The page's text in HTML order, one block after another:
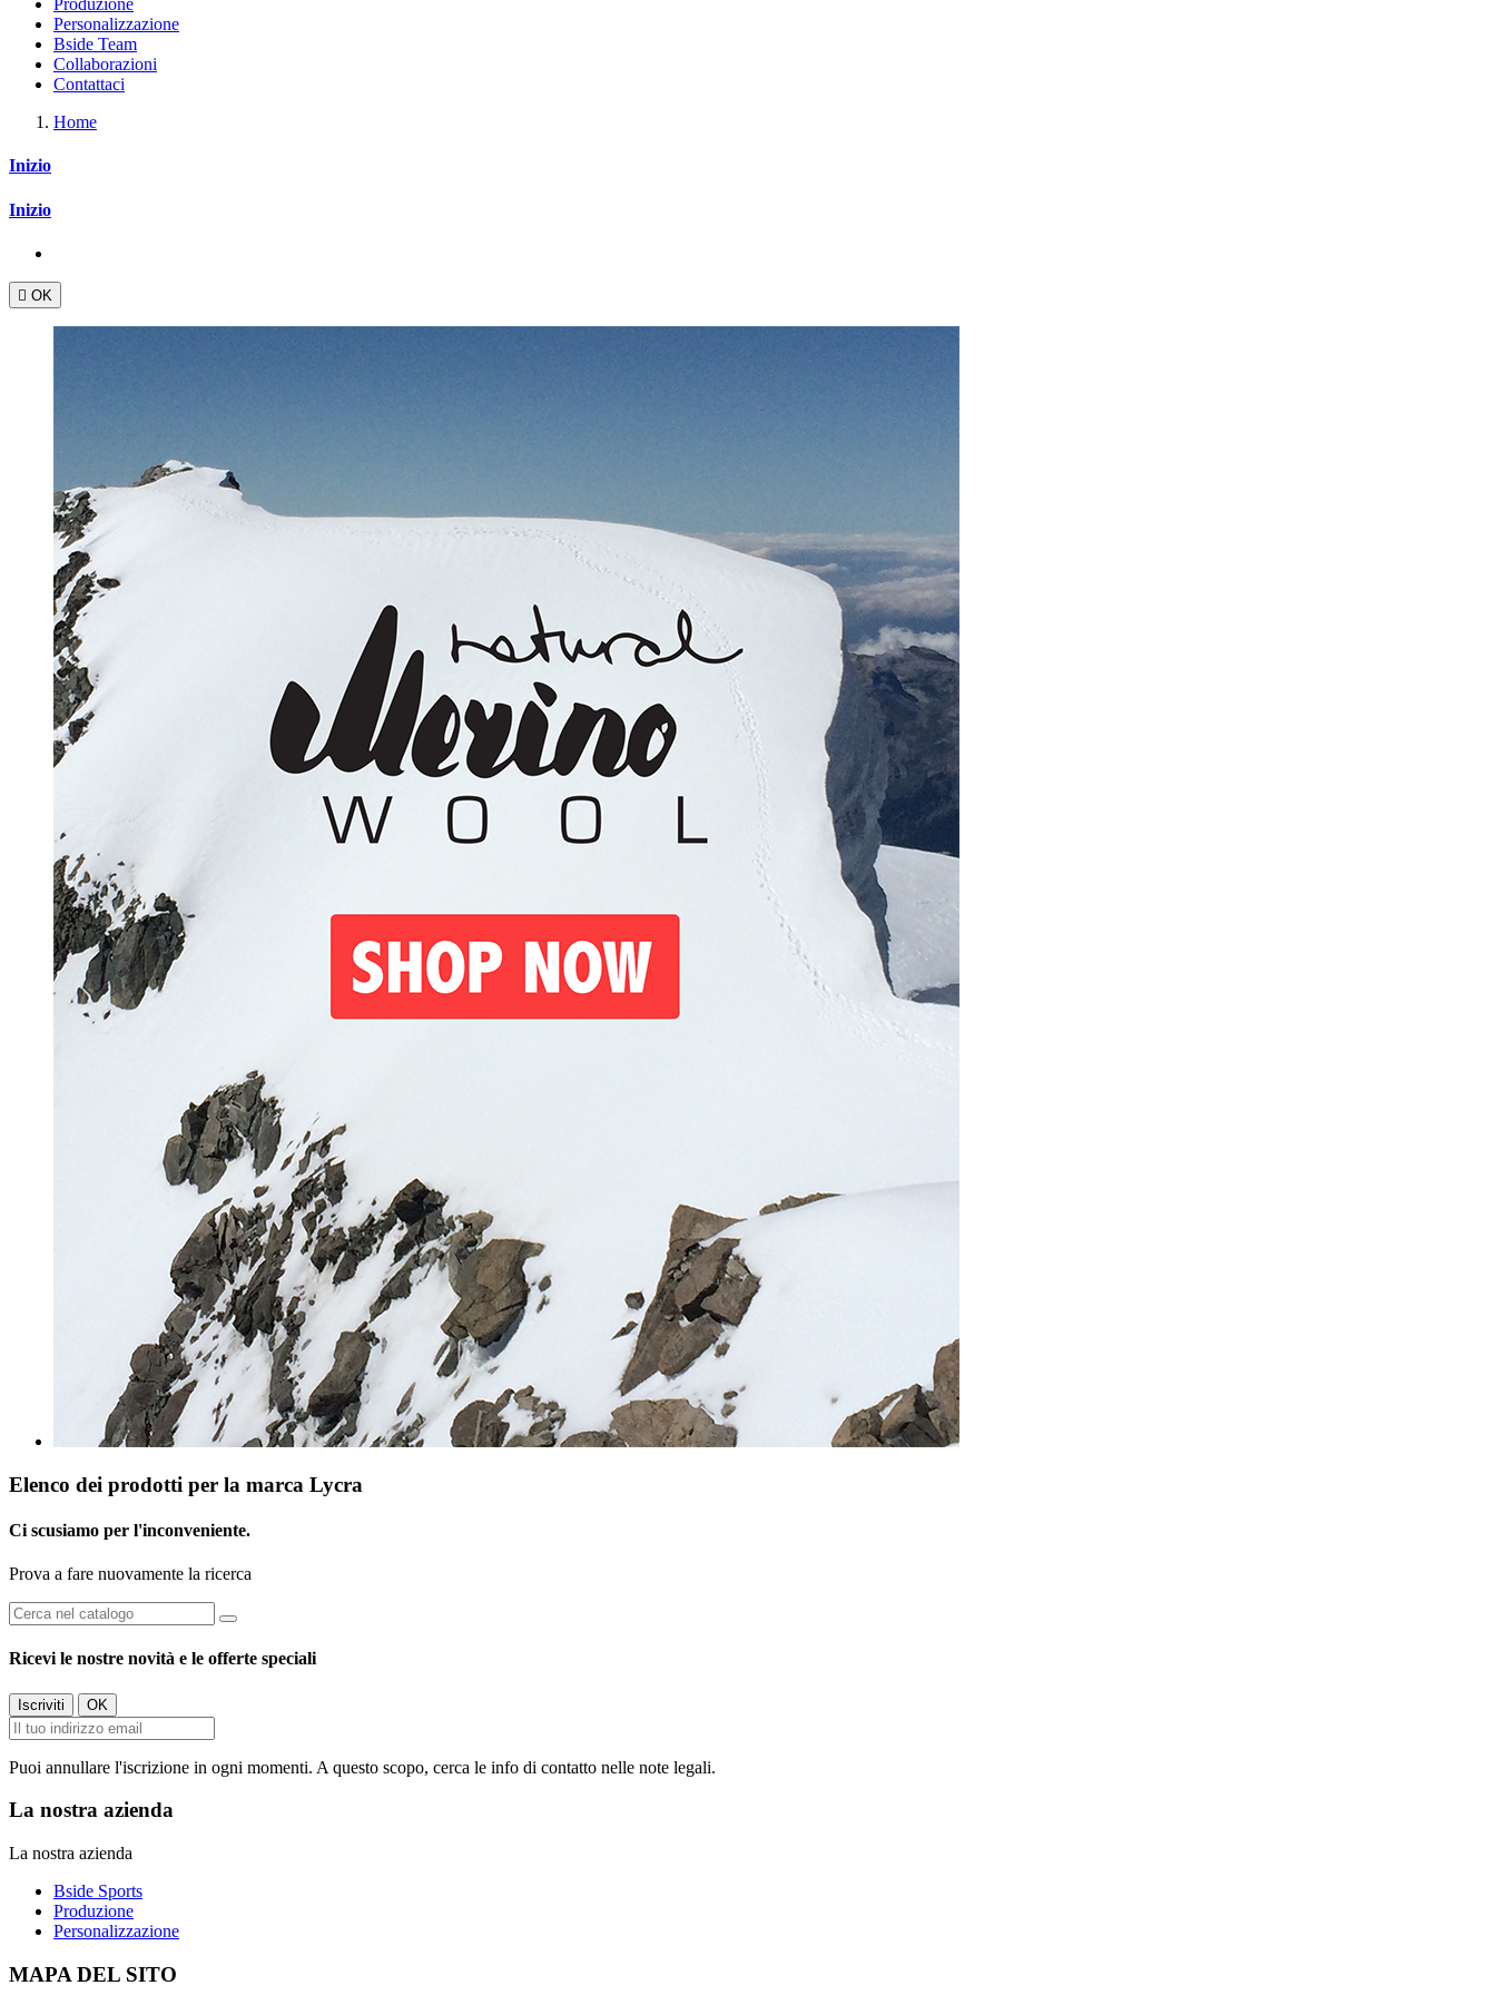
Produzione
Personalizzazione
Bside Team
Collaborazioni
Contattaci
Home
Inizio
Inizio
 OK
Elenco dei prodotti per la marca Lycra
Ci scusiamo per l'inconveniente.
Prova a fare nuovamente la ricerca
Ricevi le nostre novità e le offerte speciali
Puoi annullare l'iscrizione in ogni momenti. A questo scopo, cerca le info di contatto nelle note legali.
La nostra azienda
La nostra azienda
Bside Sports
Produzione
Personalizzazione
MAPA DEL SITO